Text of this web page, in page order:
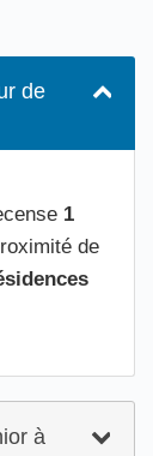
de
1
de
à